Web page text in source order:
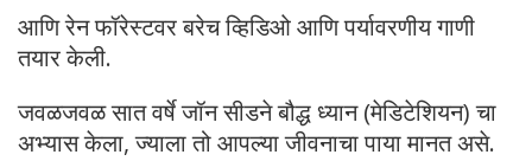
आणि रेन फॉरेस्टवर बरेच व्हिडिओ आणि पर्यावरणीय गाणी
तयार केली.
जवळजवळ सात वर्षे जॉन सीडने बौद्ध ध्यान (मेडिटेशियन) चा
अभ्यास केला, ज्याला तो आपल्या जीवनाचा पाया मानत असे.